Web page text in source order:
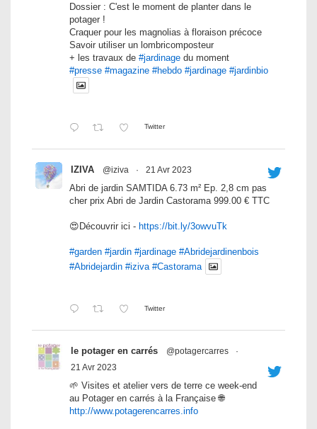
Dossier : C'est le moment de planter dans le
potager !
Craquer pour les magnolias à floraison précoce
Savoir utiliser un lombricomposteur
+ les travaux de #jardinage du moment
#presse #magazine #hebdo #jardinage #jardinbio
Twitter
IZIVA @iziva · 21 Avr 2023
Abri de jardin SAMTIDA 6.73 m² Ep. 2,8 cm pas
cher prix Abri de Jardin Castorama 999.00 € TTC
😍Découvrir ici - https://bit.ly/3owvuTk
#garden #jardin #jardinage #Abridejardinenbois
#Abridejardin #iziva #Castorama
Twitter
le potager en carrés @potagercarres
·
21 Avr 2023
🌱 Visites et atelier vers de terre ce week-end
au Potager en carrés à la Française 🌐
http://www.potagerencarres.info